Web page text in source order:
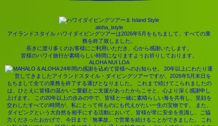
aloha_istyle
アイランドスタイル ハワイダイビングツアーは2026年5月をもちまして、すべての業
務を終了致しました。
長きに渡り多くのお客様にご利用いただき、心から感謝いたします。
皆様のハワイ旅行が素晴らしい時間になりますようお祈りしております。
ALOHA NUI LOA